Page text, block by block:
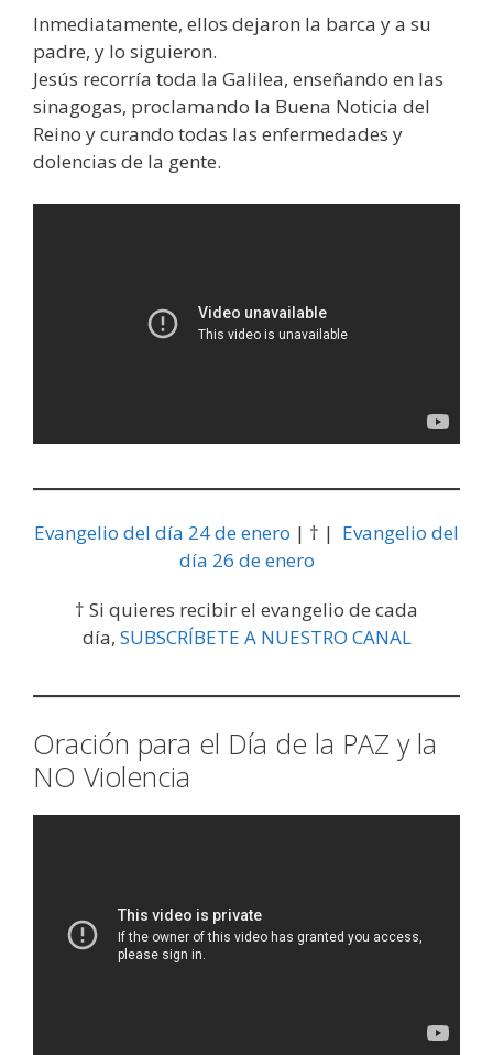
Inmediatamente, ellos dejaron la barca y a su
padre, y lo siguieron.
Jesús recorría toda la Galilea, enseñando en las
sinagogas, proclamando la Buena Noticia del
Reino y curando todas las enfermedades y
dolencias de la gente.
Evangelio del día 24 de enero | † | Evangelio del
día 26 de enero
† Si quieres recibir el evangelio de cada
día, SUBSCRÍBETE A NUESTRO CANAL
Oración para el Día de la PAZ y la
NO Violencia